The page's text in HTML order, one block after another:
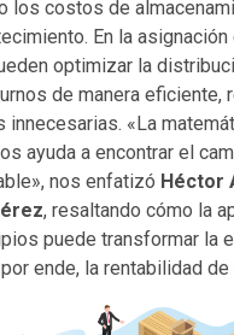
los costos de
En la
optimizar la
de manera eficiente,
innecesarias. «La
ayuda a encontrar el
nos enfatizó Héctor
, resaltando cómo la
puede transformar la
ende, la rentabilidad de